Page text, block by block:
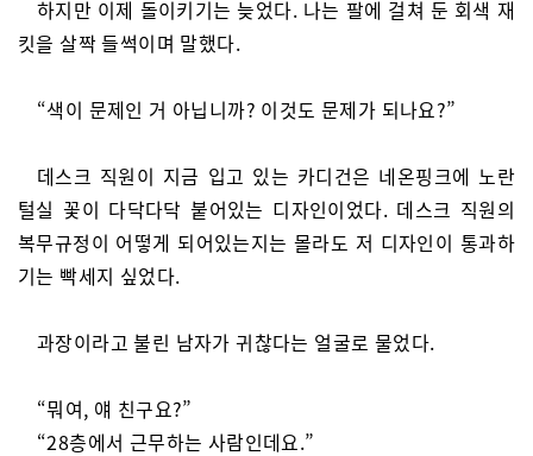
하지만 이제 돌이키기는 늦었다. 나는 팔에 걸쳐 둔 회색 재
킷을 살짝 들썩이며 말했다.
“색이 문제인 거 아닙니까? 이것도 문제가 되나요?”
데스크 직원이 지금 입고 있는 카디건은 네온핑크에 노란
털실 꽃이 다닥다닥 붙어있는 디자인이었다. 데스크 직원의
복무규정이 어떻게 되어있는지는 몰라도 저 디자인이 통과하
기는 빡세지 싶었다.
과장이라고 불린 남자가 귀찮다는 얼굴로 물었다.
“뭐여, 얘 친구요?”
“28층에서 근무하는 사람인데요.”